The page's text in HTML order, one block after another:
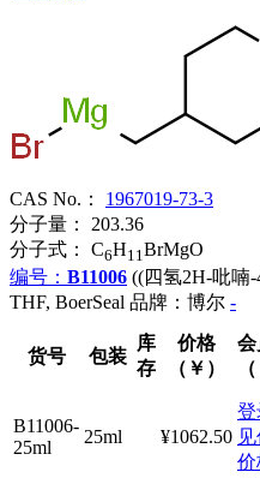
CAS No.：
1967019-73-3
分子量：
203.36
分子式：
C6H11 BrMgO
编号： B11006 ((四氢2H-吡喃
THF, BoerSeal 品牌：博尔 -
货号 包装
库
存
价格
（￥）
会
B11006-
25ml
25ml ¥1062.50
登
价